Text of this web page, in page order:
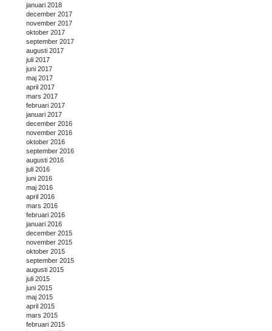
januari 2018
december 2017
november 2017
oktober 2017
september 2017
augusti 2017
juli 2017
juni 2017
maj 2017
april 2017
mars 2017
februari 2017
januari 2017
december 2016
november 2016
oktober 2016
september 2016
augusti 2016
juli 2016
juni 2016
maj 2016
april 2016
mars 2016
februari 2016
januari 2016
december 2015
november 2015
oktober 2015
september 2015
augusti 2015
juli 2015
juni 2015
maj 2015
april 2015
mars 2015
februari 2015